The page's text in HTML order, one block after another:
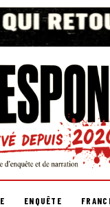
ENQUÊTE